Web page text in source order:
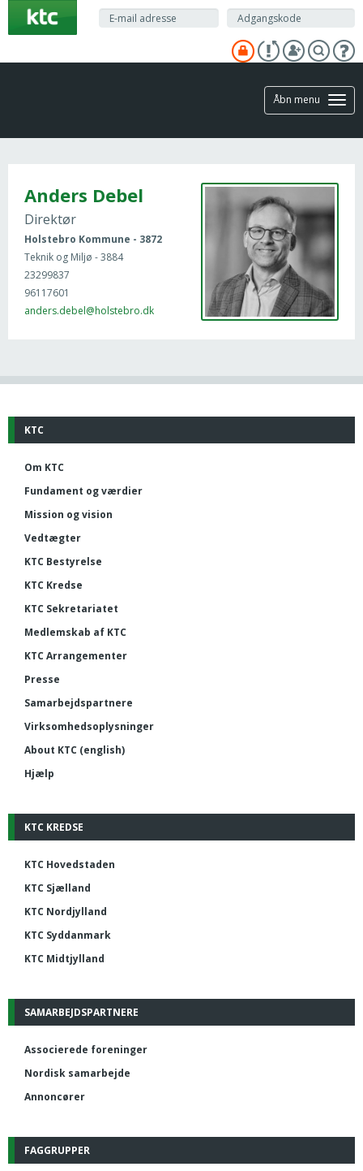
hovedindhold
Åbn menu
Anders Debel
Direktør
Holstebro Kommune - 3872
Teknik og Miljø - 3884
23299837
96117601
anders.debel@holstebro.dk
KTC
Om KTC
Fundament og værdier
Mission og vision
Vedtægter
KTC Bestyrelse
KTC Kredse
KTC Sekretariatet
Medlemskab af KTC
KTC Arrangementer
Presse
Samarbejdspartnere
Virksomhedsoplysninger
About KTC (english)
Hjælp
KTC KREDSE
KTC Hovedstaden
KTC Sjælland
KTC Nordjylland
KTC Syddanmark
KTC Midtjylland
SAMARBEJDSPARTNERE
Associerede foreninger
Nordisk samarbejde
Annoncører
FAGGRUPPER